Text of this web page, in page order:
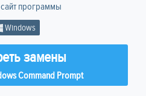
программы
Windows
замены
Command Prompt